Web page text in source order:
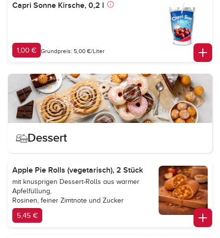
Capri Sonne Kirsche, 0,2 l
1,00 € Grundpreis: 5,00 €/Liter
Dessert
Apple Pie Rolls (vegetarisch), 2 Stück
mit knusprigen Dessert-Rolls aus warmer
Apfelfüllung,
Rosinen, feiner Zimtnote und Zucker
5,45 €